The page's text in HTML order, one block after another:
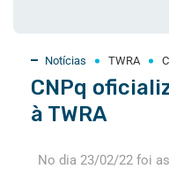
Notícias TWRA
CNPq
à TWRA
No dia 23/02/22 foi